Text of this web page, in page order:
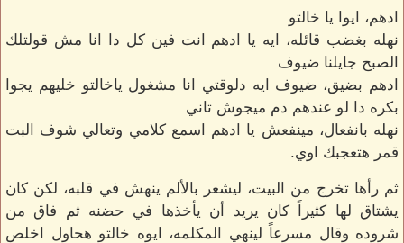
ادهم، ايوا يا خالتو
نهله بغضب قائله، ايه يا ادهم انت فين كل دا انا مش قولتلك
الصبح جايلنا ضيوف
ادهم بضيق، ضيوف ايه دلوقتي انا مشغول ياخالتو خليهم يجوا
بكره دا لو عندهم دم ميجوش تاني
نهله بانفعال، مينفعش يا ادهم اسمع كلامي وتعالي شوف البت
قمر هتعجبك اوي.
ثم رأها تخرج من البيت، ليشعر بالألم ينهش في قلبه، لكن كان
يشتاق لها كثيراً كان يريد أن يأخذها في حضنه ثم فاق من
شروده وقال مسرعاً لينهي المكلمه، ايوه خالتو هحاول اخلص